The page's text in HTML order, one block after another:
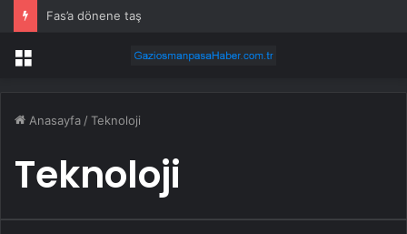
Fas’a dönene taş
Menü
Anasayfa /Teknoloji
Teknoloji